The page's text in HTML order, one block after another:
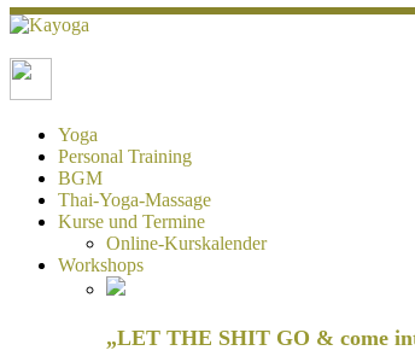
Kayoga
Yoga und Personaltraining Duisburg
Yoga
Personal Training
BGM
Thai-Yoga-Massage
Kurse und Termine
Online-Kurskalender
Workshops
„LET THE SHIT GO & come